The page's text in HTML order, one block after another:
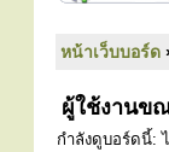
หน้าเว็บบอร์ด
ผู้ใช้งานข
กำลังดูบอร์ดนี้: